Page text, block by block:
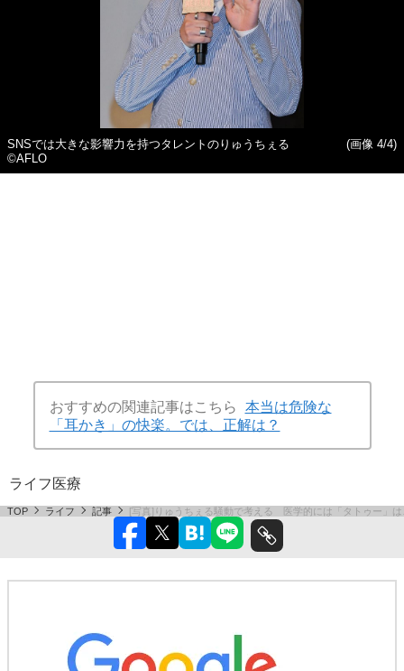
SNSでは大きな影響力を持つタレントのりゅうちぇる
©AFLO
(画像 4/4)
おすすめの関連記事はこちら
本当は危険な
「耳かき」の快楽。では、正解は？
ライフ 医療
TOP ライフ 記事 [写真]りゅうちぇる騒動で考える 医学的には「タトゥー」は